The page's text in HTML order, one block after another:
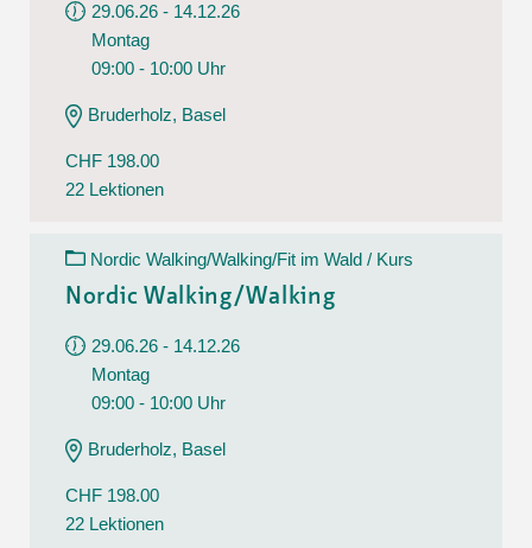
29.06.26 - 14.12.26
Montag
09:00 - 10:00 Uhr
Bruderholz, Basel
CHF 198.00
22 Lektionen
Nordic Walking/Walking/Fit im Wald / Kurs
Nordic Walking/Walking
29.06.26 - 14.12.26
Montag
09:00 - 10:00 Uhr
Bruderholz, Basel
CHF 198.00
22 Lektionen